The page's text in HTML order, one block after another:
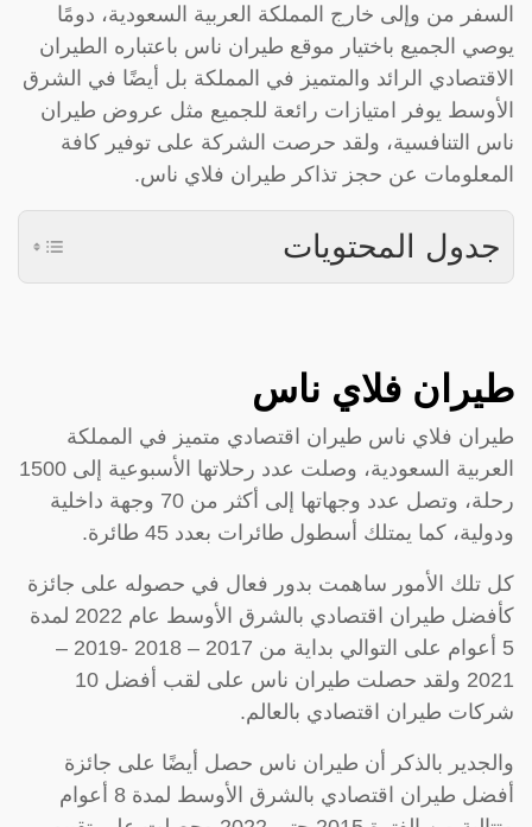
السفر من وإلى خارج المملكة العربية السعودية، دومًا
يوصي الجميع باختيار موقع طيران ناس باعتباره الطيران
الاقتصادي الرائد والمتميز في المملكة بل أيضًا في الشرق
الأوسط يوفر امتيازات رائعة للجميع مثل عروض طيران
ناس التنافسية، ولقد حرصت الشركة على توفير كافة
المعلومات عن حجز تذاكر طيران فلاي ناس.
جدول المحتويات
طيران فلاي ناس
طيران فلاي ناس طيران اقتصادي متميز في المملكة
العربية السعودية، وصلت عدد رحلاتها الأسبوعية إلى 1500
رحلة، وتصل عدد وجهاتها إلى أكثر من 70 وجهة داخلية
ودولية، كما يمتلك أسطول طائرات بعدد 45 طائرة.
كل تلك الأمور ساهمت بدور فعال في حصوله على جائزة
كأفضل طيران اقتصادي بالشرق الأوسط عام 2022 لمدة
5 أعوام على التوالي بداية من 2017 – 2018 -2019 –
2021 ولقد حصلت طيران ناس على لقب أفضل 10
شركات طيران اقتصادي بالعالم.
والجدير بالذكر أن طيران ناس حصل أيضًا على جائزة
أفضل طيران اقتصادي بالشرق الأوسط لمدة 8 أعوام